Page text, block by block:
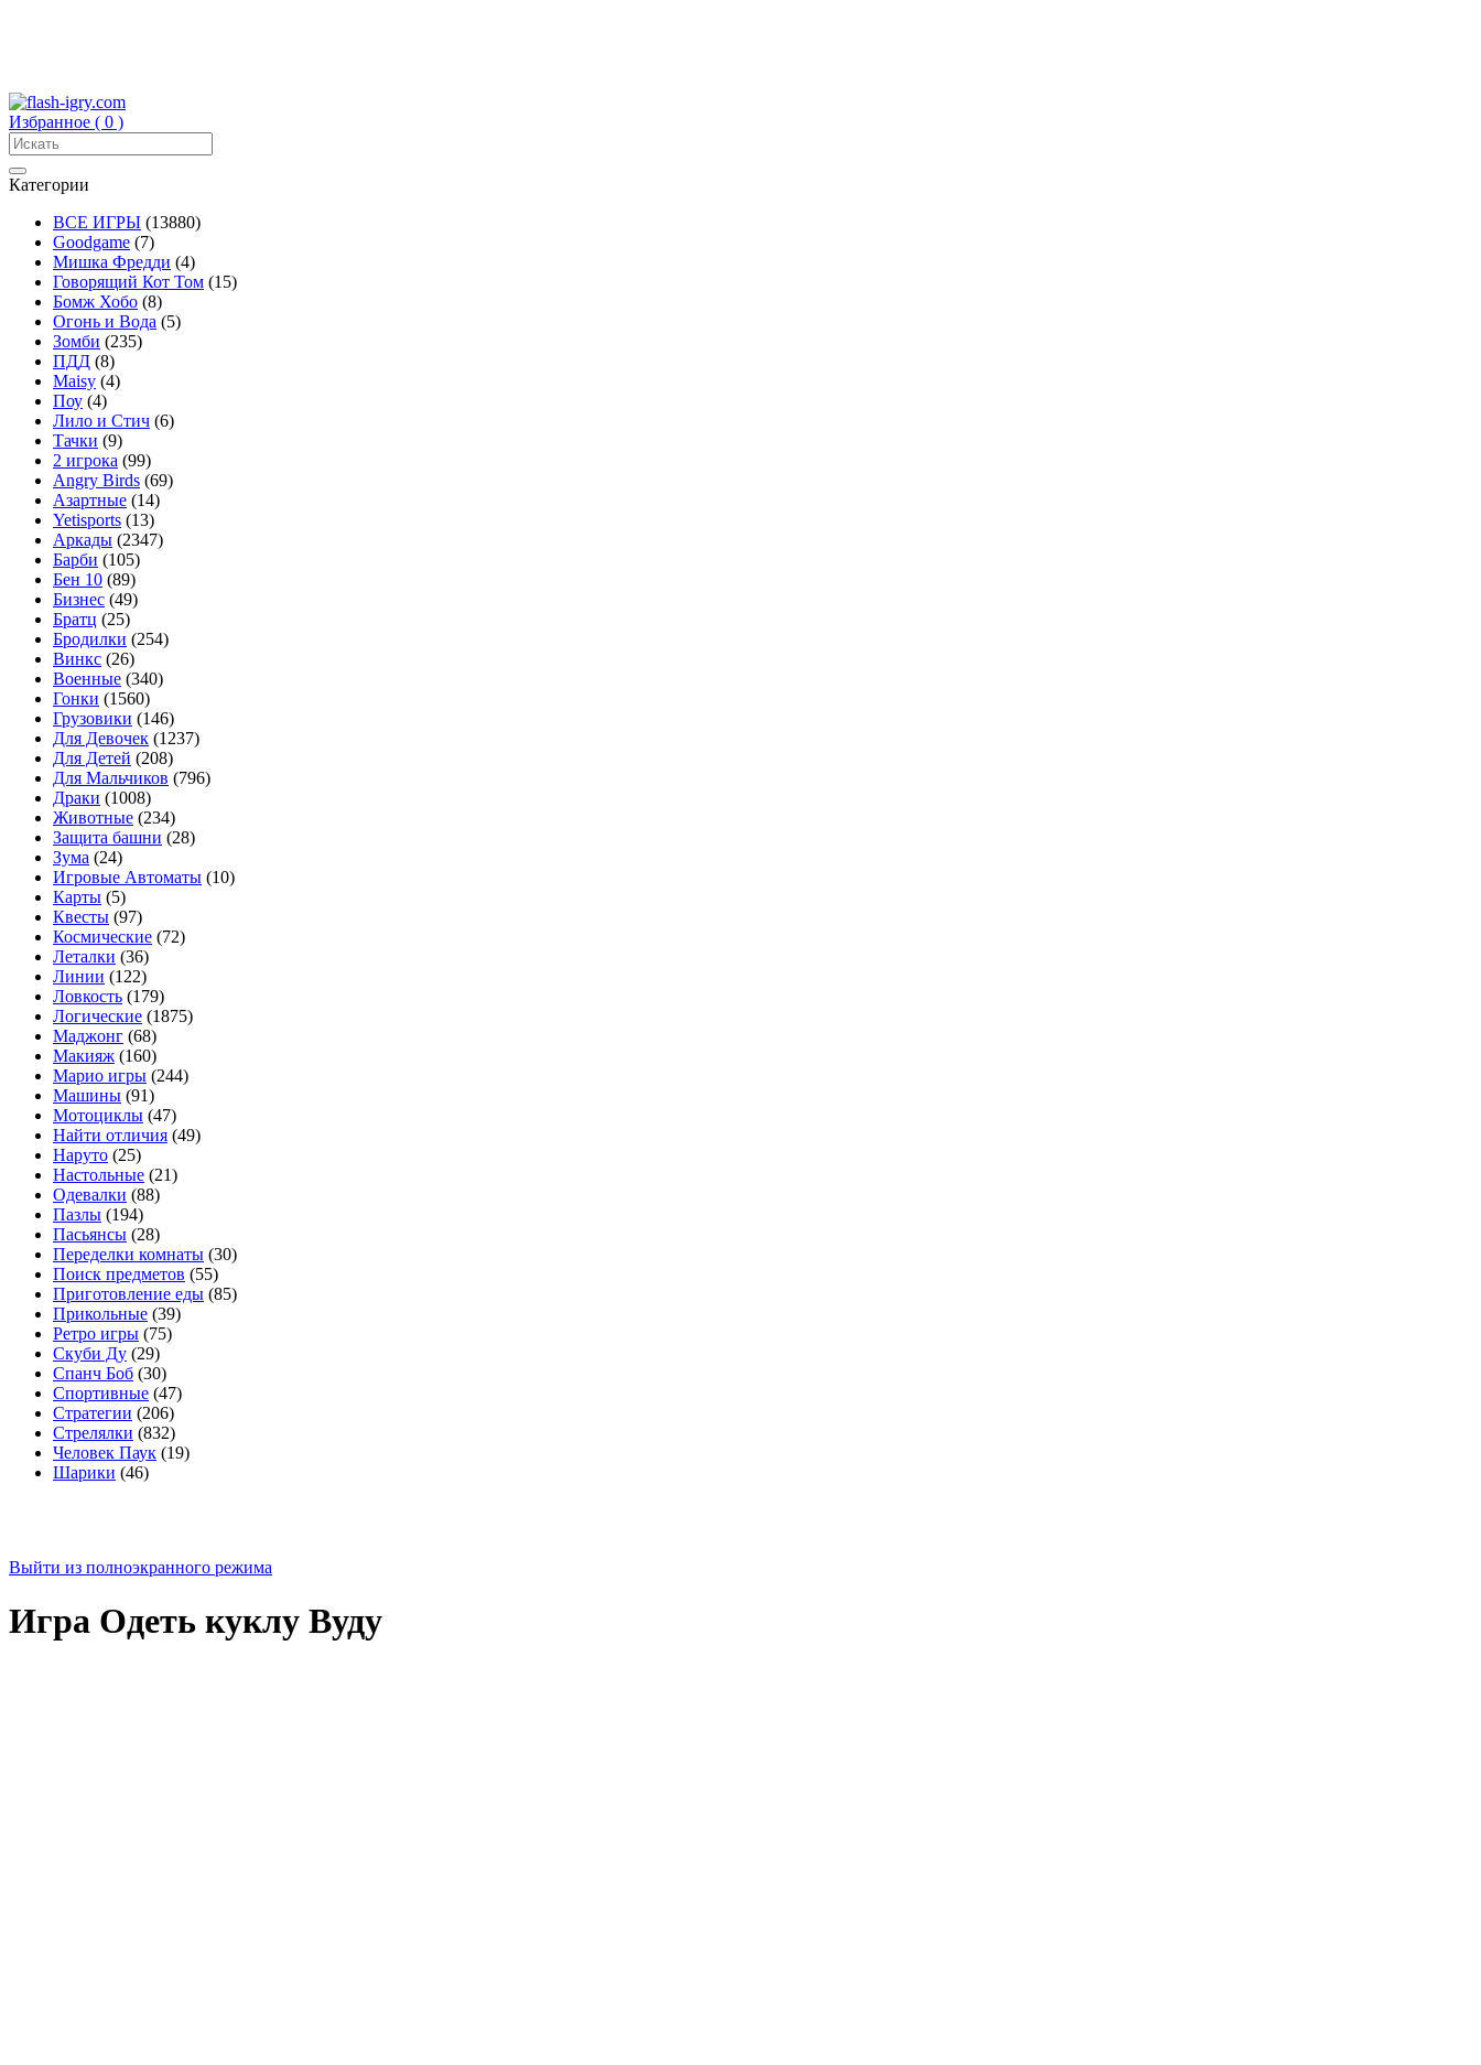
Избранное ( 0 )
Категории
ВСЕ ИГРЫ (13880)
Goodgame (7)
Мишка Фредди (4)
Говорящий Кот Том (15)
Бомж Хобо (8)
Огонь и Вода (5)
Зомби (235)
ПДД (8)
Maisy (4)
Поу (4)
Лило и Стич (6)
Тачки (9)
2 игрока (99)
Angry Birds (69)
Азартные (14)
Yetisports (13)
Аркады (2347)
Барби (105)
Бен 10 (89)
Бизнес (49)
Братц (25)
Бродилки (254)
Винкс (26)
Военные (340)
Гонки (1560)
Грузовики (146)
Для Девочек (1237)
Для Детей (208)
Для Мальчиков (796)
Драки (1008)
Животные (234)
Защита башни (28)
Зума (24)
Игровые Автоматы (10)
Карты (5)
Квесты (97)
Космические (72)
Леталки (36)
Линии (122)
Ловкость (179)
Логические (1875)
Маджонг (68)
Макияж (160)
Марио игры (244)
Машины (91)
Мотоциклы (47)
Найти отличия (49)
Наруто (25)
Настольные (21)
Одевалки (88)
Пазлы (194)
Пасьянсы (28)
Переделки комнаты (30)
Поиск предметов (55)
Приготовление еды (85)
Прикольные (39)
Ретро игры (75)
Скуби Ду (29)
Спанч Боб (30)
Спортивные (47)
Стратегии (206)
Стрелялки (832)
Человек Паук (19)
Шарики (46)
Выйти из полноэкранного режима
Игра Одеть куклу Вуду